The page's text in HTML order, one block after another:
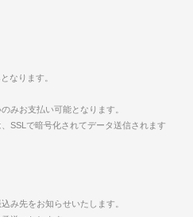
なります。
みお支払い可能となります。
SSLで暗号化されてデータ送信されます
み先をお知らせいたします。